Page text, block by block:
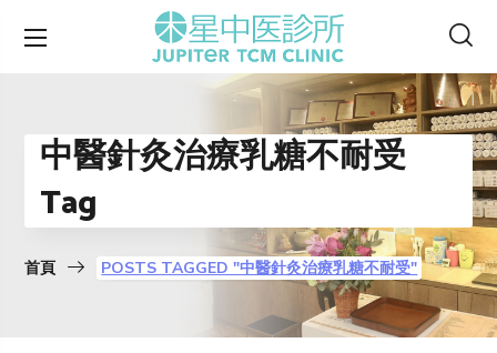
中醫針灸治療乳糖不耐受
Tag
首頁 POSTS TAGGED "中醫針灸治療乳糖不耐受"